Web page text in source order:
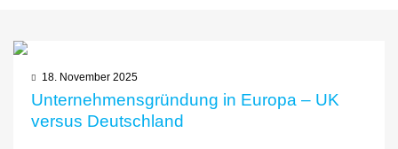
18. November 2025
Unternehmensgründung in Europa – UK
versus Deutschland